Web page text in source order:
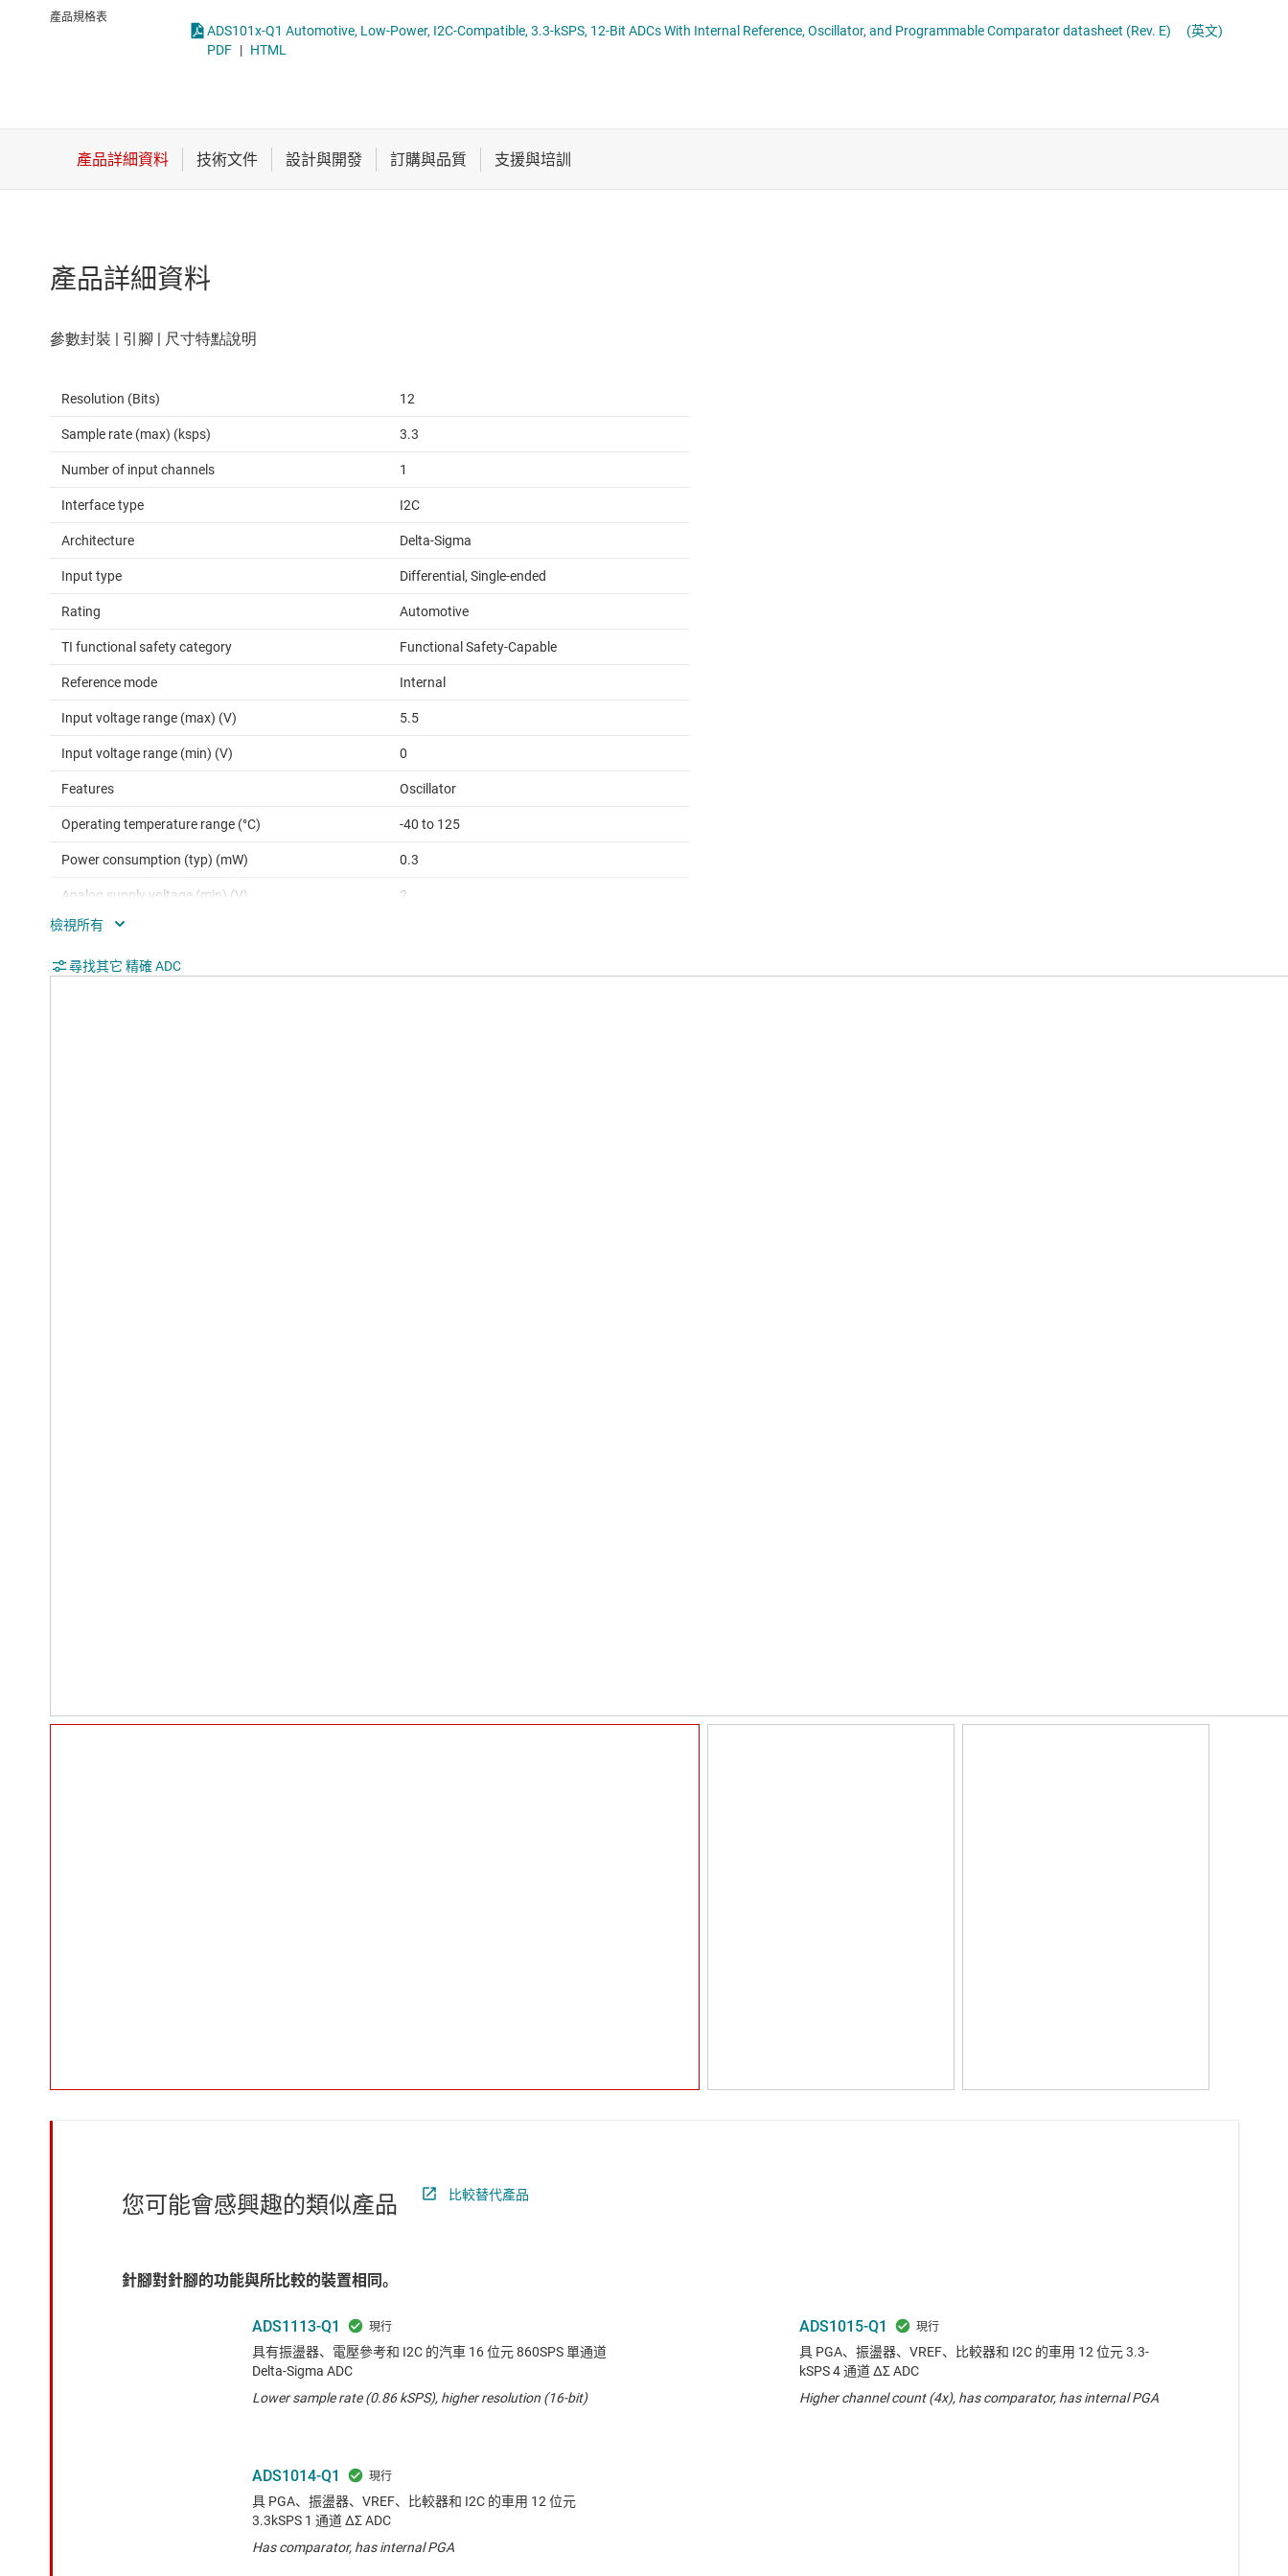
放大器
產品規格表
ADS101x-Q1 Automotive, Low-Power, I2C-Compatible, 3.3-kSPS, 12-Bit ADCs With Internal Reference, Oscillator, and Programmable Comparator datasheet (Rev. E)
(英文)
PDF | HTML
產品詳細資料
Resolution (Bits) 12
Sample rate (max) (ksps) 3.3
Number of input channels 1
Interface type I2C
Architecture Delta-Sigma
Input type Differential, Single-ended
Rating Automotive
TI functional safety category Functional Safety-Capable
Reference mode Internal
Input voltage range (max) (V) 5.5
Input voltage range (min) (V) 0
Features Oscillator
Operating temperature range (°C) -40 to 125
Power consumption (typ) (mW) 0.3
Analog supply voltage (min) (V) 2
Analog supply voltage (max) (V)
Digital supply (min) (V)
尋找其它 精確 ADC
您可能會感興趣的類似產品 比較替代產品
針腳對針腳的功能與所比較的裝置相同。
ADS1113-Q1
具有振盪器、電壓參考和 I2C 的汽車 16 位元 860SPS 單通道
Delta-Sigma ADC
Lower sample rate (0.86 kSPS), higher resolution (16-bit)
ADS1015-Q1
具 PGA、振盪器、VREF、比較器和 I2C 的車用 12 位元 3.3-
kSPS 4 通道 ΔΣ ADC
Higher channel count (4x), has comparator, has internal PGA
ADS1014-Q1
具 PGA、振盪器、VREF、比較器和 I2C 的車用 12 位元
3.3kSPS 1 通道 ΔΣ ADC
Has comparator, has internal PGA